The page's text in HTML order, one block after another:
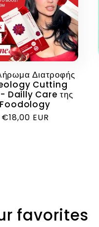
Διατροφής
Cutting
Dailly Care της
Foodology
Κανονική
€18,00 EUR
favorites